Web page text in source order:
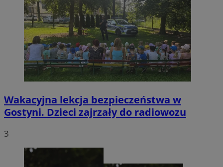
Wakacyjna lekcja bezpieczeństwa w
Gostyni. Dzieci zajrzały do radiowozu
3